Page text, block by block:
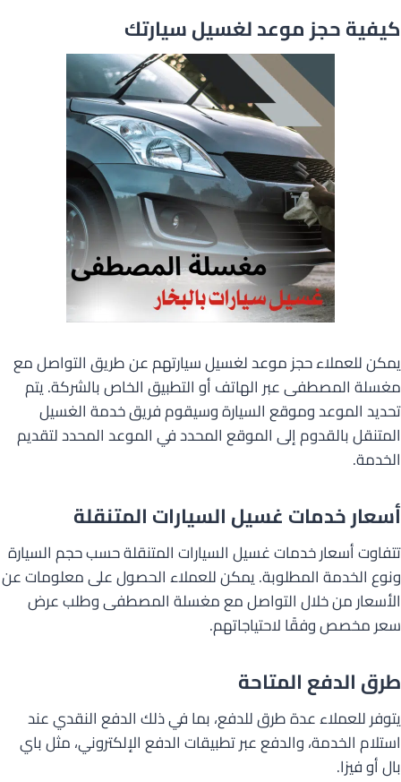
كيفية حجز موعد لغسيل سيارتك
يمكن للعملاء حجز موعد لغسيل سيارتهم عن طريق التواصل مع
مغسلة المصطفى عبر الهاتف أو التطبيق الخاص بالشركة. يتم
تحديد الموعد وموقع السيارة وسيقوم فريق خدمة الغسيل
المتنقل بالقدوم إلى الموقع المحدد في الموعد المحدد لتقديم
الخدمة.
أسعار خدمات غسيل السيارات المتنقلة
تتفاوت أسعار خدمات غسيل السيارات المتنقلة حسب حجم السيارة
ونوع الخدمة المطلوبة. يمكن للعملاء الحصول على معلومات عن
الأسعار من خلال التواصل مع مغسلة المصطفى وطلب عرض
سعر مخصص وفقًا لاحتياجاتهم.
طرق الدفع المتاحة
يتوفر للعملاء عدة طرق للدفع، بما في ذلك الدفع النقدي عند
استلام الخدمة، والدفع عبر تطبيقات الدفع الإلكتروني، مثل باي
بال أو فيزا.